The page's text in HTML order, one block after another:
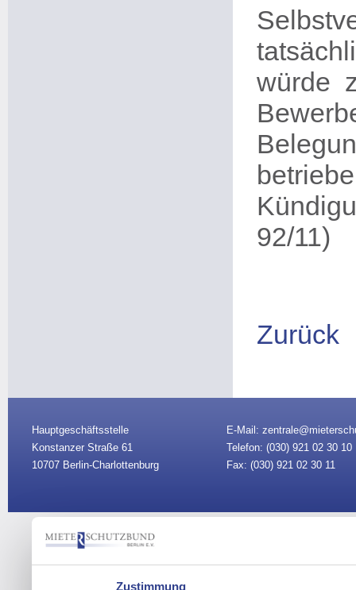
Zustimmung
würde
92/11)
Zurück
Hauptgeschäftsstelle
Konstanzer Straße 61
10707 Berlin-Charlottenburg
E-Mail:
Telefon: (030) 921 02 30 10
Fax: (030) 921 02 30 11